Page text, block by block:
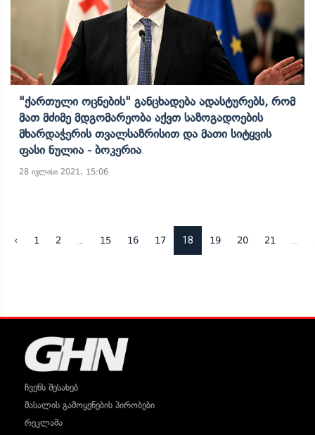
"ქართული Ოცნების" Განცხადება Ადასტურებს, Რომ
Მათ Მძიმე Მდგომარეობა Აქვთ Საზოგადოების
Მხარდაჭერის Თვალსაზრისით Და Მათი Სიტყვის
Ფასი Ნულია - Ბოკერია
28 ივლისი 2021, 15:06
‹ 1 2 15 16 17 18 19 20 21
ჩვენს შესახებ
მასალის გამოყენების პირობები
რეკლამა